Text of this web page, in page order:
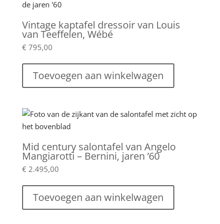
Vintage kaptafel dressoir van Louis
van Teeffelen, Wébé
€ 795,00
Toevoegen aan winkelwagen
Mid century salontafel van Angelo
Mangiarotti – Bernini, jaren ’60
€ 2.495,00
Toevoegen aan winkelwagen